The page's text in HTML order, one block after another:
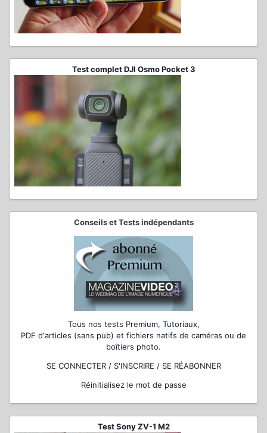
Test complet DJI Osmo Pocket 3
Conseils et Tests indépendants
Tous nos tests Premium, Tutoriaux,
PDF d'articles (sans pub) et fichiers natifs de caméras ou de
boîtiers photo.
SE CONNECTER / S'INSCRIRE / SE RÉABONNER
Réinitialisez le mot de passe
Test Sony ZV-1 M2